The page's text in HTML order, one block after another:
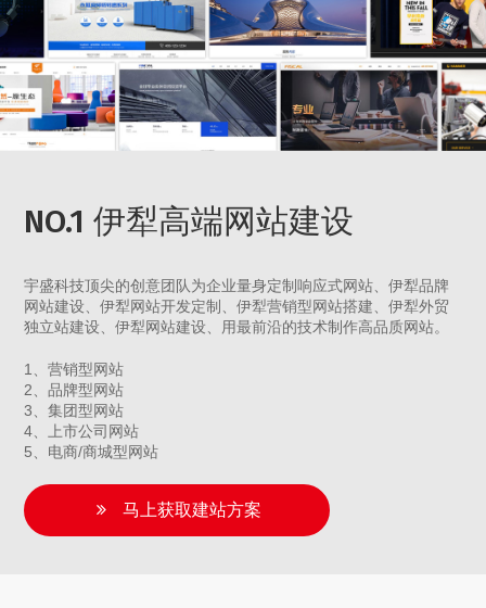
NO.1 伊犁高端网站建设
宇盛科技顶尖的创意团队为企业量身定制响应式网站、伊犁品牌
网站建设、伊犁网站开发定制、伊犁营销型网站搭建、伊犁外贸
独立站建设、伊犁网站建设、用最前沿的技术制作高品质网站。
1、营销型网站
2、品牌型网站
3、集团型网站
4、上市公司网站
5、电商/商城型网站
马上获取建站方案